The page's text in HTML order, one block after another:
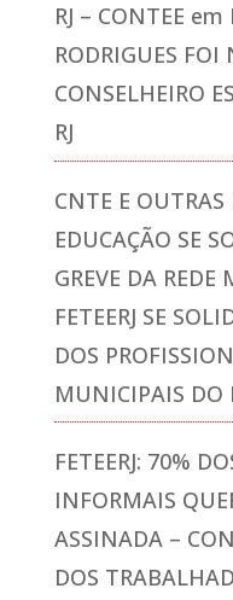
RJ – CONTEE em
RODRIGUES FOI
CONSELHEIRO
RJ
CNTE E
EDUCAÇÃO SE
GREVE DA REDE
FETEERJ SE
DOS
MUNICIPAIS DO
FETEERJ: 70%
INFORMAIS
ASSINADA –
DOS